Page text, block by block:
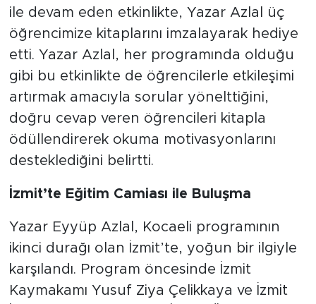
ile devam eden etkinlikte, Yazar Azlal üç
öğrencimize kitaplarını imzalayarak hediye
etti. Yazar Azlal, her programında olduğu
gibi bu etkinlikte de öğrencilerle etkileşimi
artırmak amacıyla sorular yönelttiğini,
doğru cevap veren öğrencileri kitapla
ödüllendirerek okuma motivasyonlarını
desteklediğini belirtti.
İzmit’te Eğitim Camiası ile Buluşma
Yazar Eyyüp Azlal, Kocaeli programının
ikinci durağı olan İzmit’te, yoğun bir ilgiyle
karşılandı. Program öncesinde İzmit
Kaymakamı Yusuf Ziya Çelikkaya ve İzmit